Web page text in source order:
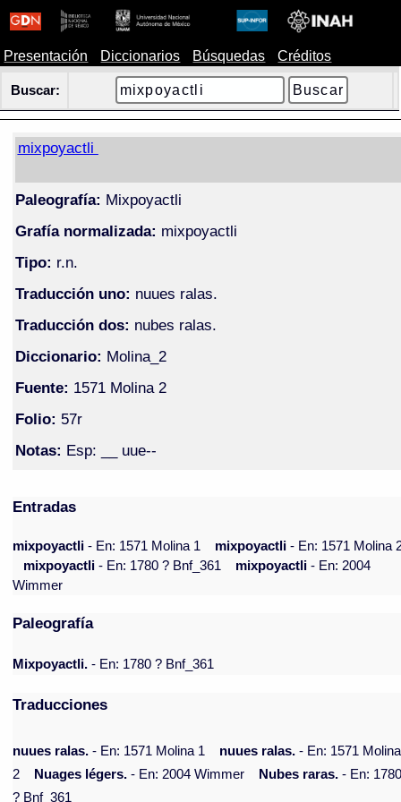
Presentación Diccionarios Búsquedas Créditos
Buscar:
mixpoyactli
Paleografía: Mixpoyactli
Grafía normalizada: mixpoyactli
Tipo: r.n.
Traducción uno: nuues ralas.
Traducción dos: nubes ralas.
Diccionario: Molina_2
Fuente: 1571 Molina 2
Folio: 57r
Notas: Esp: __ uue--
Entradas
mixpoyactli- En: 1571 Molina 1 mixpoyactli- En: 1571 Molina
mixpoyactli- En: 1780 ? Bnf_361 mixpoyactli- En: 2004
Wimmer
Paleografía
Mixpoyactli. - En: 1780 ? Bnf_361
Traducciones
nuues ralas. - En: 1571 Molina 1 nuues ralas. - En: 1571 Molina
2
Nuages légers. - En: 2004 Wimmer Nubes raras. - En:
? Bnf_361